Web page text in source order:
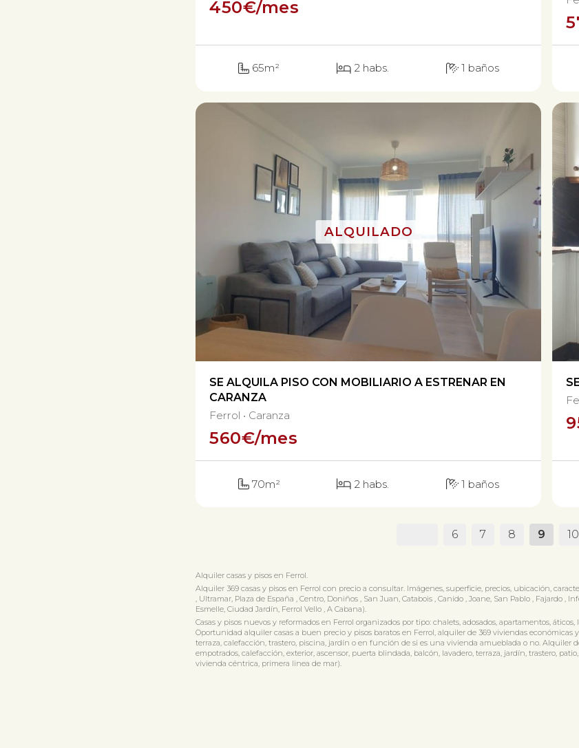
450€/mes
65m² 2 habs. 1 baños
SE ALQUILA PISO CON MOBILIARIO A ESTRENAR EN
CARANZA
560€/mes
70m² 2 habs. 1 baños
Ferrol Caranza
6 7 8 9 10
Alquiler casas y pisos en Ferrol.
Alquiler 369 casas y pisos en Ferrol con precio a consultar. Imágenes, superficie, precios, ubicación,
, Ultramar, Plaza de España , Centro, Doniños , San Juan, Catabois , Canido , Joane, San Pablo , Fajardo ,
Esmelle, Ciudad Jardín, Ferrol Vello , A Cabana).
Casas y pisos nuevos y reformados en Ferrol organizados por tipo: chalets, adosados, apartamentos,
Oportunidad alquiler casas a buen precio y pisos baratos en Ferrol, alquiler de 369 viviendas
terraza, calefacción, trastero, piscina, jardín o en función de si es una vivienda amueblada o no. Alquiler
empotrados, calefacción, exterior, ascensor, puerta blindada, balcón, lavadero, terraza, jardín, trastero,
vivienda céntrica, primera linea de mar).